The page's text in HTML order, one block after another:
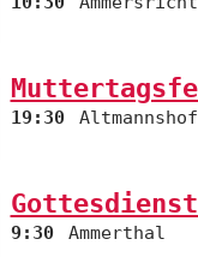
19:30
9:30 Ammerthal